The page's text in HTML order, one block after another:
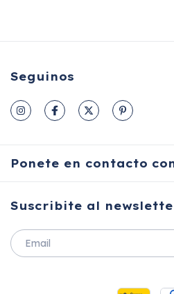
Seguinos
Ponete en contacto
Suscribite al